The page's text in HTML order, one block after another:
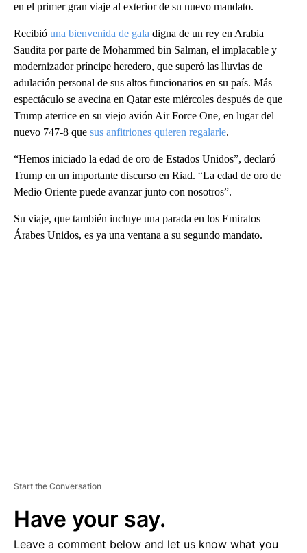
en el primer gran viaje al exterior de su nuevo mandato.
Recibió una bienvenida de gala digna de un rey en Arabia
Saudita por parte de Mohammed bin Salman, el implacable y
modernizador príncipe heredero, que superó las lluvias de
adulación personal de sus altos funcionarios en su país. Más
espectáculo se avecina en Qatar este miércoles después de que
Trump aterrice en su viejo avión Air Force One, en lugar del
nuevo 747-8 que sus anfitriones quieren regalarle.
“Hemos iniciado la edad de oro de Estados Unidos”, declaró
Trump en un importante discurso en Riad. “La edad de oro de
Medio Oriente puede avanzar junto con nosotros”.
Su viaje, que también incluye una parada en los Emiratos
Árabes Unidos, es ya una ventana a su segundo mandato.
Start the Conversation
Have your say.
Leave a comment below and let us know what you